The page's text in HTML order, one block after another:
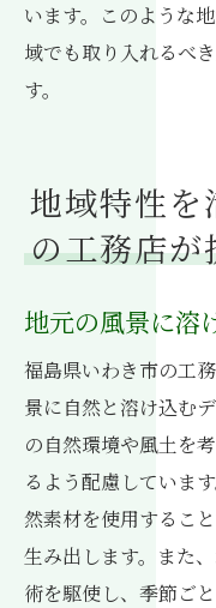
います。このような
域でも取り入れるべ
す。
地域特性を
の工務店
地元の風景に溶
福島県いわき市の工
景に自然と溶け込む
の自然環境や風土を
るよう配慮していま
然素材を使用するこ
生み出します。また
術を駆使し、季節ご